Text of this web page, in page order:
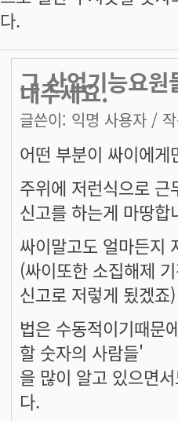
다.
그 산업기능요
내주세요.
글쓴이: 익명 사용자 /
어떤 부분이 싸이에게
주위에 저런식으로
신고를 하는게 마땅합
싸이말고도 얼마든지
(싸이또한 소집해제
신고로 저렇게 됬겠죠)
법은 수동적이기때문
할 숫자의 사람들'
을 많이 알고 있으면
다.